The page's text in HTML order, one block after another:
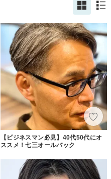
【ビジネスマン必見】40代50代にオ
ススメ！七三オールバック